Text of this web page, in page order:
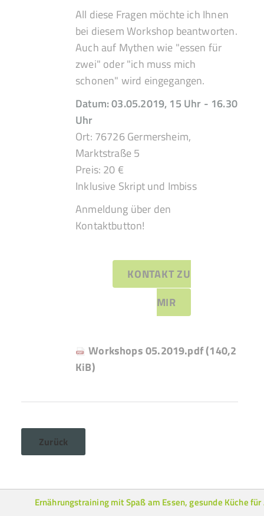
All diese Fragen möchte ich Ihnen
bei diesem Workshop beantworten.
Auch auf Mythen wie "essen für
zwei" oder "ich muss mich
schonen" wird eingegangen.
Datum: 03.05.2019, 15 Uhr - 16.30
Uhr
Ort: 76726 Germersheim,
Marktstraße 5
Preis: 20 €
Inklusive Skript und Imbiss
Anmeldung über den
Kontaktbutton!
KONTAKT ZU
MIR
Workshops 05.2019.pdf(140,2
KiB)
Zurück
Ernährungstraining mit Spaß am Essen, gesunde Küche für